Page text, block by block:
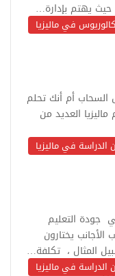
حيث يهتم بإدارة…
في ماليزيا
أم أنك تحلم
العديد من
في ماليزيا
جودة التعليم
يختارون
المثال ، تكلفة…
في ماليزيا